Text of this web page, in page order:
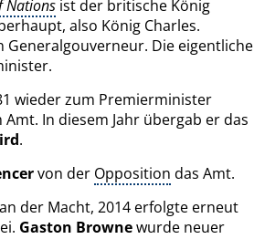
Nations ist der britische König
also König Charles.
Die eigentliche
wieder zum Premierminister
In diesem Jahr übergab er das
.
von der Opposition das Amt.
der Macht, 2014 erfolgte erneut
Gaston Brownewurde neuer